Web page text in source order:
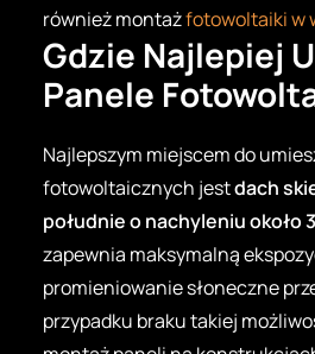
również montażfotowoltaiki w
Gdzie Najlepiej
Panele
Najlepszym miejscem do
fotowoltaicznych jestdach
południe o nachyleniu około
zapewnia maksymalną
promieniowanie słoneczne
przypadku braku takiej